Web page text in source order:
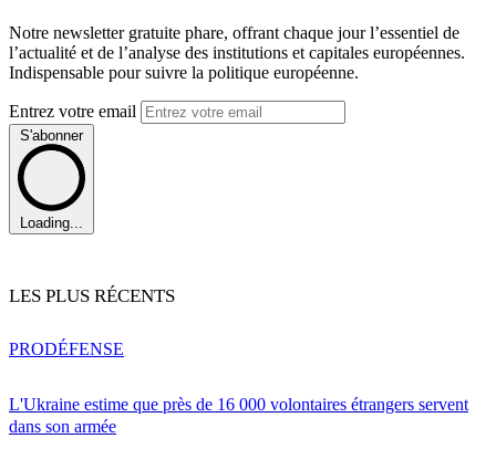
Notre newsletter gratuite phare, offrant chaque jour l’essentiel de
l’actualité et de l’analyse des institutions et capitales européennes.
Indispensable pour suivre la politique européenne.
Entrez votre email
S'abonner
Loading...
LES PLUS RÉCENTS
L'Ukraine estime que près de 16 000 volontaires étrangers servent
dans son armée
PRODÉFENSE